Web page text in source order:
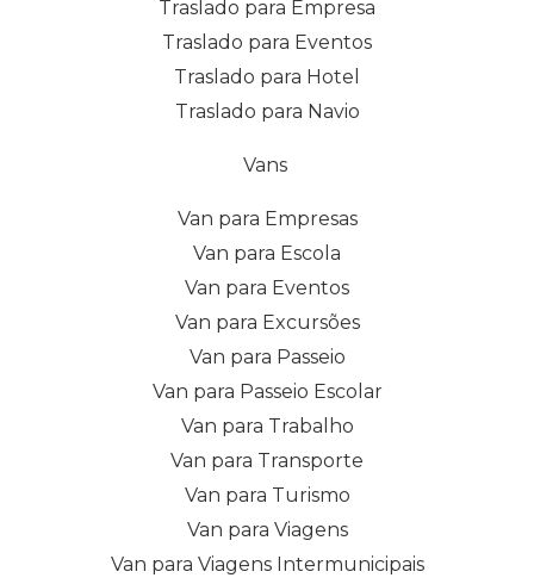
Traslado para Empresa
Traslado para Eventos
Traslado para Hotel
Traslado para Navio
Vans
Van para Empresas
Van para Escola
Van para Eventos
Van para Excursões
Van para Passeio
Van para Passeio Escolar
Van para Trabalho
Van para Transporte
Van para Turismo
Van para Viagens
Van para Viagens Intermunicipais